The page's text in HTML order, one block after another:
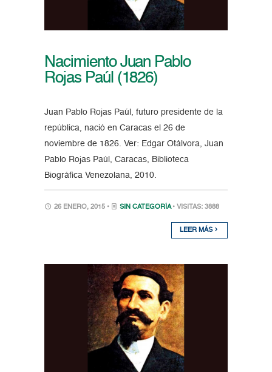
Nacimiento Juan Pablo
Rojas Paúl (1826)
Juan Pablo Rojas Paúl, futuro presidente de la
república, nació en Caracas el 26 de
noviembre de 1826. Ver: Edgar Otálvora, Juan
Pablo Rojas Paúl, Caracas, Biblioteca
Biográfica Venezolana, 2010.
26 ENERO, 2015 • SIN CATEGORÍA • VISITAS: 3888
LEER MÁS